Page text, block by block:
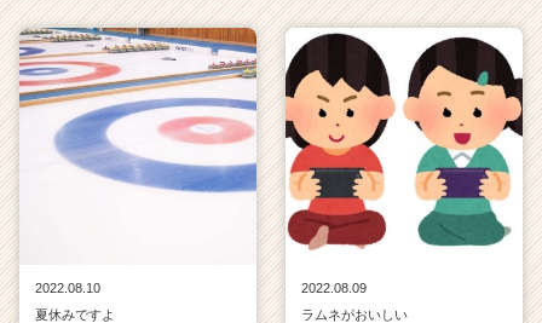
2022.08.10
夏休みですよ
2022.08.09
ラムネがおいしい